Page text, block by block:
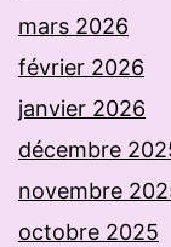
mars 2026
février 2026
janvier 2026
décembre
novembre
octobre 2025